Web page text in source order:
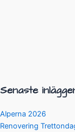
Senaste
Alperna 2026
Renovering